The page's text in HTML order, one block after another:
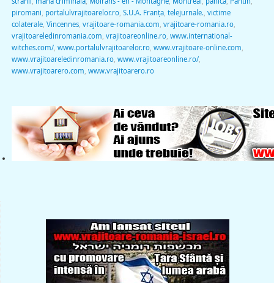
piromani portalulvrajitoarelor.ro, S.U.A. Franţa, telejurnale. victime
colaterale, Vincennes, vrajitoare-romania.com vrajitoare-romania.ro,
vrajitoareledinromania.com vrajitoareonline.ro, www.international-
witches.com/, www.portalulvrajitoarelor.ro, www.vrajitoare-online.com
www.vrajitoareledinromania.ro, www.vrajitoareonline.ro/,
www.vrajitoarero.com www.vrajitoarero.ro